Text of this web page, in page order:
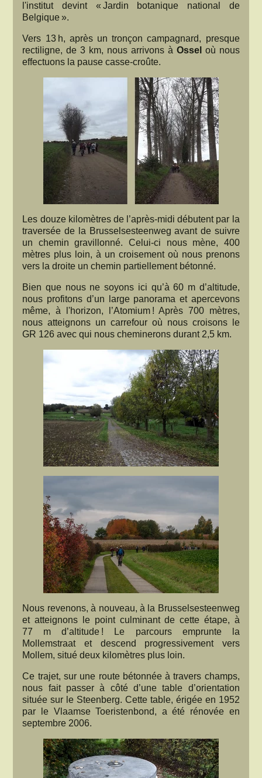
l'institut devint « Jardin botanique national de
Belgique ».
Vers 13 h, après un tronçon campagnard, presque
rectiligne, de 3 km, nous arrivons à Ossel où nous
effectuons la pause casse-croûte.
Les douze kilomètres de l’après-midi débutent par la
traversée de la Brusselsesteenweg avant de suivre
un chemin gravillonné. Celui-ci nous mène, 400
mètres plus loin, à un croisement où nous prenons
vers la droite un chemin partiellement bétonné.
Bien que nous ne soyons ici qu’à 60 m d’altitude,
nous profitons d’un large panorama et apercevons
même, à l'horizon, l’Atomium ! Après 700 mètres,
nous atteignons un carrefour où nous croisons le
GR 126 avec qui nous cheminerons durant 2,5 km.
Nous revenons, à nouveau, à la Brusselsesteenweg
et atteignons le point culminant de cette étape, à
77 m d’altitude ! Le parcours emprunte la
Mollemstraat et descend progressivement vers
Mollem, situé deux kilomètres plus loin.
Ce trajet, sur une route bétonnée à travers champs,
nous fait passer à côté d’une table d’orientation
située sur le Steenberg. Cette table, érigée en 1952
par le Vlaamse Toeristenbond, a été rénovée en
septembre 2006.